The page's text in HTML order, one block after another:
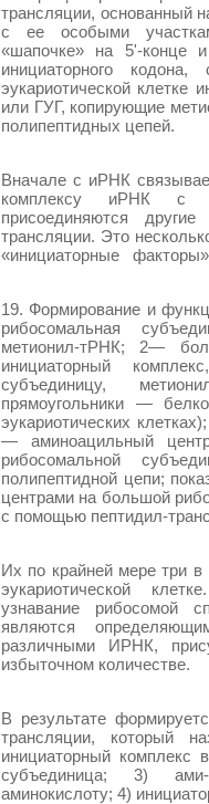
трансляции, основанный
с ее особыми
«шапочке» на 5'-конце
инициаторного
эукариотической клетке
или ГУГ, копирующие
полипептидных цепей.
Вначале с иРНК
комплексу иРНК с
присоединяются
трансляции. Это
«инициаторные
19. Формирование и
рибосомальная
метионил-тРНК; 2—
инициаторный
субъединицу,
прямоугольники —
эукариотических
— аминоацильный
рибосо­мальной
полипептидной цепи;
центрами на большой
с помощью пептидил-
Их по крайней мере три в
эукариотической
узнавание рибосомой
являются
различными ИРНК,
избыточном количестве.
В результате
трансляции, который
инициаторный
субъединица; 3) ами-
аминокислоту; 4)